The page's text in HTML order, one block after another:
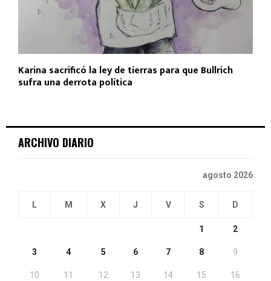
Karina sacrificó la ley de tierras para que Bullrich
sufra una derrota política
ARCHIVO DIARIO
agosto 2026
L M X J V S D
1 2
3 4 5 6 7 8 9
10 11 12 13 14 15 16